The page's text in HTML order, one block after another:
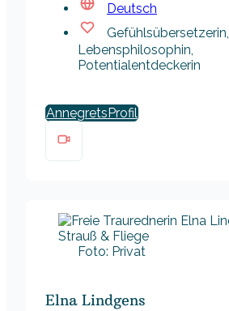
Deutsch
Gefühlsübersetzerin,
Lebensphilosophin,
Potentialentdeckerin
Annegrets
Foto: Privat
Elna Lindgens